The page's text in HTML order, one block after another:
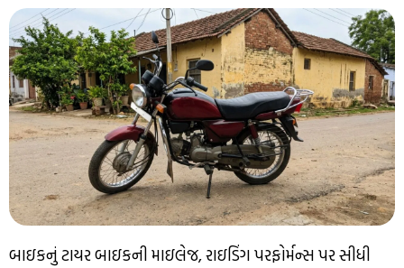
બાઇકનું ટાયર બાઇકની માઇલેજ, રાઇડિંગ પરફોર્મન્સ પર સીધી